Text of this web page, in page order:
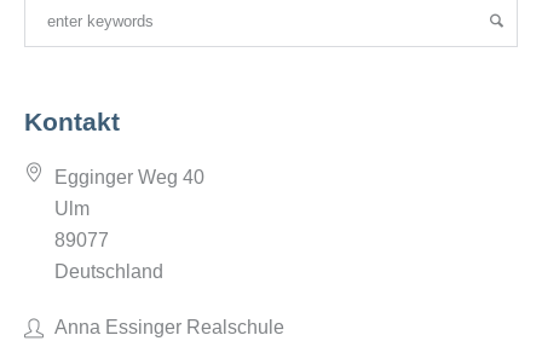
Kontakt
Egginger Weg 40
Ulm
89077
Deutschland
Anna Essinger Realschule